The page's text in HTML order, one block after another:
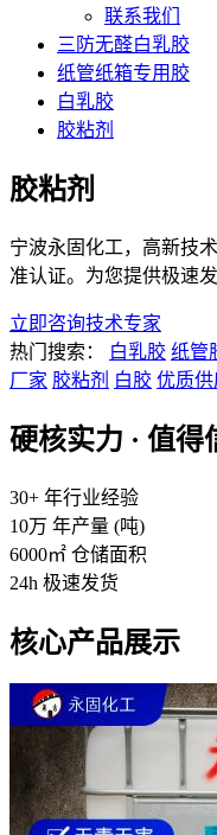
联系我们
三防无醛白乳胶
纸管纸箱专用胶
白乳胶
胶粘剂
胶粘剂
宁波永固化工，高新技
准认证。为您提供极速
立即咨询技术专家
热门搜索：
白乳胶 纸管
厂家 胶粘剂 白胶 优质供
硬核实力 · 值得
30+ 年行业经验
10万 年产量 (吨)
6000㎡ 仓储面积
24h 极速发货
核心产品展示